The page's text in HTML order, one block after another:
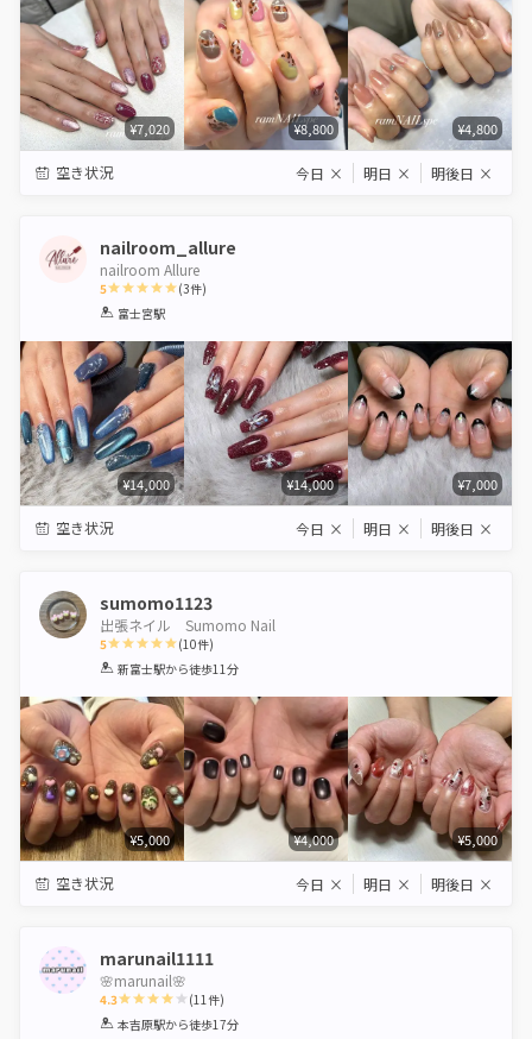
¥7,020 ¥8,800 ¥4,800
空き状況 今日 × 明日 × 明後日 ×
nailroom_allure
nailroom Allure
5
1 2 3 4 5
(3件)
富士宮駅
¥14,000 ¥14,000 ¥7,000
空き状況 今日 × 明日 × 明後日 ×
sumomo1123
出張ネイル Sumomo Nail
5
1 2 3 4 5
(10件)
新富士駅から徒歩11分
¥5,000 ¥4,000 ¥5,000
空き状況 今日 × 明日 × 明後日 ×
marunail1111
🌸marunail🌸
4.3
1 2 3 4 5
(11件)
本吉原駅から徒歩17分